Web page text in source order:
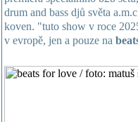
drum and bass djů světa
koven. "tuto show v roce
v evropě, jen a pouze na